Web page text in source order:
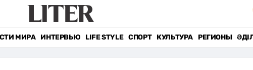
МИРА ИНТЕРВЬЮ LIFE STYLE СПОРТ КУЛЬТУРА РЕГИОНЫ